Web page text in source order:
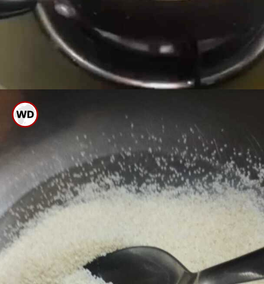
ಅತೀ ಹೆಚ್ಚು ಅಥವಾ ಅತೀ ಕಡಿಮೆ
ಹುರಿದರೂ ಉಪ್ಪಿಟ್ಟಿಗೆ ರುಚಿ ಇರಲ್ಲ